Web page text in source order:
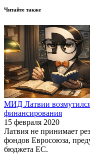
Читайте также
МИД Латвии
финансирования
15 февраля 2020
Латвия не принимает
фондов Евросоюза,
бюджета ЕС.